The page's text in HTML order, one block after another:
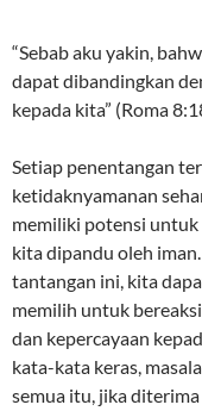
“Sebab aku yakin,
dapat dibandingkan
kepada kita” (Roma
Setiap penentangan
ketidaknyamanan
memiliki potensi
kita dipandu oleh
tantangan ini, kita
memilih untuk
dan kepercayaan
kata-kata keras,
semua itu, jika